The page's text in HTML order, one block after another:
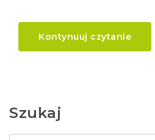
Kontynuuj czytanie
Szukaj